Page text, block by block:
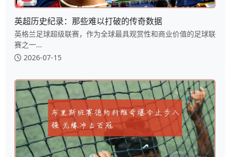
英超历史纪录：那些难以打破的传奇数据
英格兰足球超级联赛，作为全球最具观赏性和商业价值的足球联
赛之一...
2026-07-15